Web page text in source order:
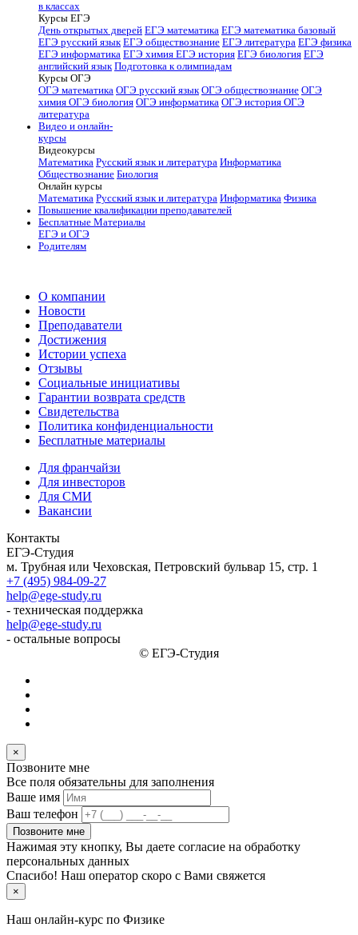
в классах
Курсы ЕГЭ
День открытых дверей ЕГЭ математика ЕГЭ математика базовый
ЕГЭ русский язык ЕГЭ обществознание ЕГЭ литература ЕГЭ физика
ЕГЭ информатика ЕГЭ химия ЕГЭ история ЕГЭ биология ЕГЭ
английский язык Подготовка к олимпиадам
Курсы ОГЭ
ОГЭ математика ОГЭ русский язык ОГЭ обществознание ОГЭ
химия ОГЭ биология ОГЭ информатика ОГЭ история ОГЭ
литература
Видео и онлайн-
курсы
Видеокурсы
Математика Русский язык и литература Информатика
Обществознание Биология
Онлайн курсы
Математика Русский язык и литература Информатика Физика
Повышение квалификации преподавателей
Бесплатные Материалы
ЕГЭ и ОГЭ
Родителям
О компании
Новости
Преподаватели
Достижения
Истории успеха
Отзывы
Социальные инициативы
Гарантии возврата средств
Свидетельства
Политика конфиденциальности
Бесплатные материалы
Для франчайзи
Для инвесторов
Для СМИ
Вакансии
Контакты
ЕГЭ-Студия
м. Трубная или Чеховская, Петровский бульвар 15, стр. 1
+7 (495) 984-09-27
help@ege-study.ru
- техническая поддержка
help@ege-study.ru
- остальные вопросы
© ЕГЭ-Студия
×
Позвоните мне
Все поля обязательны для заполнения
Ваше имя
Ваш телефон
Позвоните мне
Нажимая эту кнопку, Вы даете согласие на обработку
персональных данных
Спасибо! Наш оператор скоро с Вами свяжется
×
Наш онлайн-курс по Физике